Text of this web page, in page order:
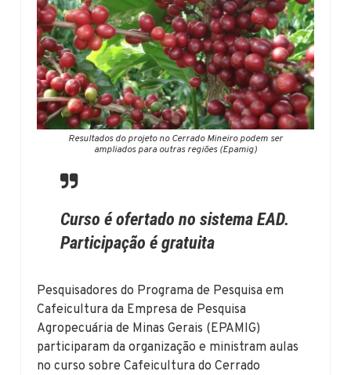
Resultados do projeto no Cerrado Mineiro podem ser
ampliados para outras regiões (Epamig)
Curso é ofertado no sistema EAD.
Participação é gratuita
Pesquisadores do Programa de Pesquisa em
Cafeicultura da Empresa de Pesquisa
Agropecuária de Minas Gerais (EPAMIG)
participaram da organização e ministram aulas
no curso sobre Cafeicultura do Cerrado